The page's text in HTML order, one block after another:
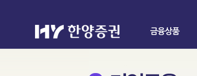
금융상품